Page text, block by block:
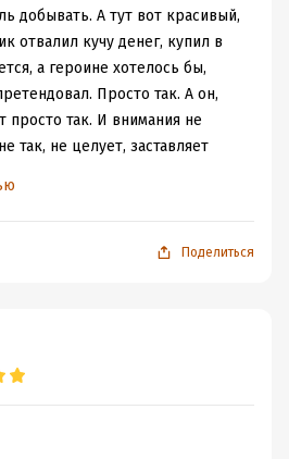
добывать. А тут вот красивый,
отвалил кучу денег, купил в
а героине хотелось бы,
Просто так. А он,
просто так. И внимания не
так, не целует, заставляет
что она не замуж
нежно ласкал её, заботился о
как она себя чувствует? Что
не допустимо?
не хотела, так чего же
Поделиться